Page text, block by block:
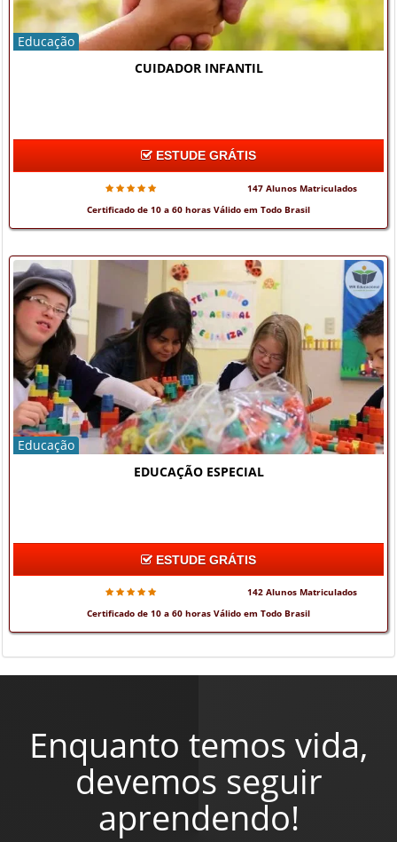
Educação
CUIDADOR INFANTIL
ESTUDE GRÁTIS
147 Alunos Matriculados
Certificado de 10 a 60 horas Válido em Todo Brasil
Educação
EDUCAÇÃO ESPECIAL
ESTUDE GRÁTIS
142 Alunos Matriculados
Certificado de 10 a 60 horas Válido em Todo Brasil
Enquanto temos vida,
devemos seguir
aprendendo!